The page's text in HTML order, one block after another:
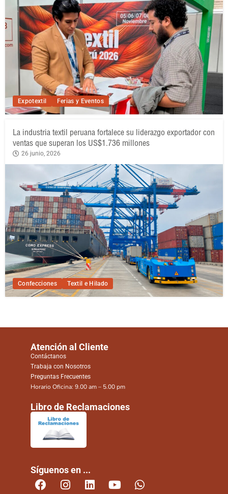
Expotextil Ferias y Eventos
Confecciones Textil e Hilado
La industria textil peruana fortalece su liderazgo exportador con
ventas que superan los US$1.736 millones
26 junio, 2026
Atención al Cliente
Contáctanos
Trabaja con Nosotros
Preguntas Frecuentes
Horario Oficina: 9.00 am – 5.00 pm
Libro de Reclamaciones
Síguenos en ...